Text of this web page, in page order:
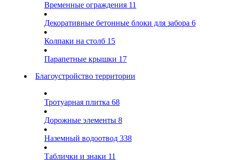
Временные ограждения 11
Декоративные бетонные блоки для забора 6
Колпаки на столб 15
Парапетные крышки 17
Благоустройство территории
Тротуарная плитка 68
Дорожные элементы 8
Наземный водоотвод 338
Таблички и знаки 11